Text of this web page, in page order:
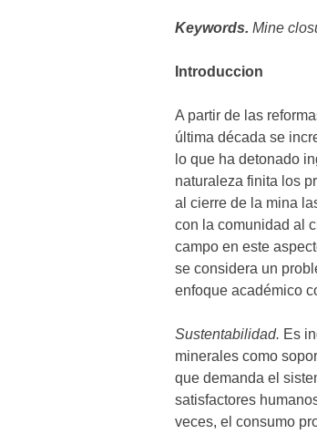
Keywords. Mine
Introduccion
A partir de las
última década se
lo que ha detonado
naturaleza finita los
al cierre de la mina
con la comunidad al
campo en este
se considera un
enfoque académico
Sustentabilidad. Es
minerales como
que demanda el
satisfactores
veces, el consumo